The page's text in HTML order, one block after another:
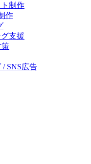
制作
作
支援
策
/ SNS広告